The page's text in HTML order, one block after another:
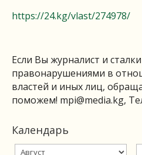
https://24.kg/vlast/274978/
Если Вы журналист и
правонарушениями в
властей и иных лиц,
поможем! mpi@media.kg,
Календарь